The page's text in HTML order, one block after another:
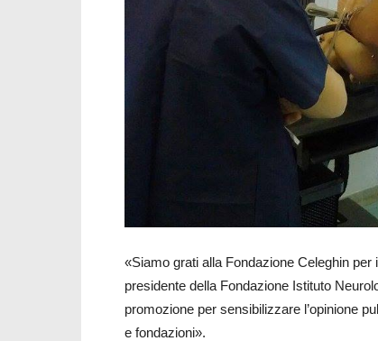
«Siamo grati alla Fondazione Celeghin
presidente della Fondazione Istituto
promozione per sensibilizzare l’opinione
e fondazioni».